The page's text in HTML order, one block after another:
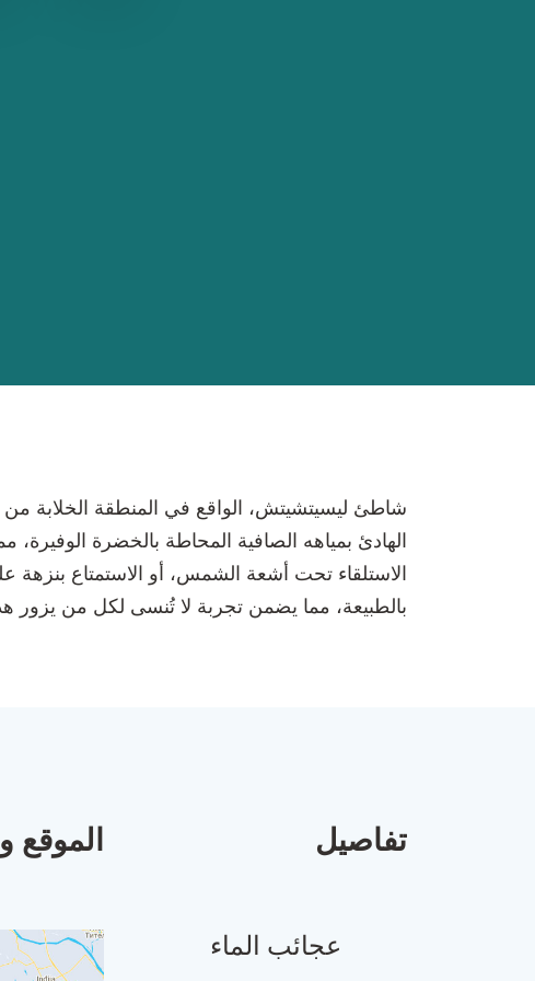
شاطئ ليسيتشيتش، الواقع في المنطقة الخلابة من
الهادئ بمياهه الصافية المحاطة بالخضرة الوفيرة،
الاستلقاء تحت أشعة الشمس، أو الاستمتاع بنزهة
بالطبيعة، مما يضمن تجربة لا تُنسى لكل من يزور
تفاصيل
عجائب الماء
الموقع